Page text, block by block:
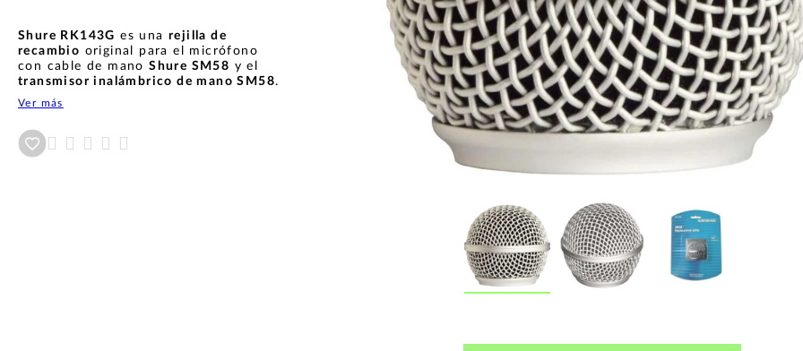
Shure RK143G es unarejilla de
recambio original para el micrófono
con cable de manoShure SM58 y el
transmisor inalámbrico de mano SM58.
Ver más